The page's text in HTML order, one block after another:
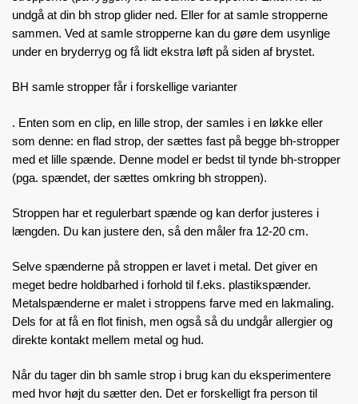
undgå at din bh strop glider ned. Eller for at samle stropperne
sammen. Ved at samle stropperne kan du gøre dem usynlige
under en bryderryg og få lidt ekstra løft på siden af brystet.
BH samle stropper får i forskellige varianter
. Enten som en clip, en lille strop, der samles i en løkke eller
som denne: en flad strop, der sættes fast på begge bh-stropper
med et lille spænde. Denne model er bedst til tynde bh-stropper
(pga. spændet, der sættes omkring bh stroppen).
Stroppen har et regulerbart spænde og kan derfor justeres i
længden. Du kan justere den, så den måler fra 12-20 cm.
Selve spænderne på stroppen er lavet i metal. Det giver en
meget bedre holdbarhed i forhold til f.eks. plastikspænder.
Metalspænderne er malet i stroppens farve med en lakmaling.
Dels for at få en flot finish, men også så du undgår allergier og
direkte kontakt mellem metal og hud.
Når du tager din bh samle strop i brug kan du eksperimentere
med hvor højt du sætter den. Det er forskelligt fra person til